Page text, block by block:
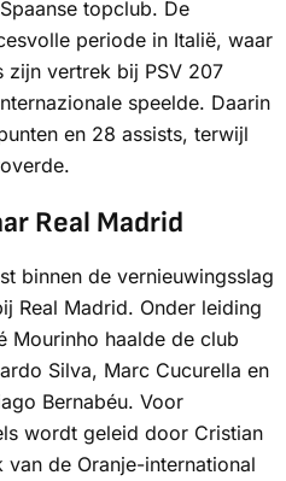
topclub. De
periode in Italië, waar
zijn vertrek bij PSV 207
speelde. Daarin
en 28 assists, terwijl
Real Madrid
binnen de vernieuwingsslag
Real Madrid. Onder leiding
Mourinho haalde de club
Silva, Marc Cucurella en
Bernabéu. Voor
wordt geleid door Cristian
de Oranje-international